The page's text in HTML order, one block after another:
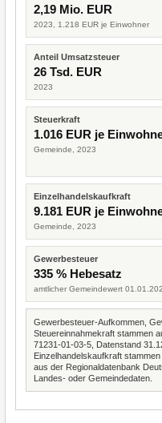
2,19 Mio. EUR
2023, 1.218 EUR je Einwohner
Anteil Umsatzsteuer
26 Tsd. EUR
2023
Steuerkraft
1.016 EUR je
Gemeinde, 2023
Einzelhandelskaufkraft
9.181 EUR je
Gemeinde, 2023
Gewerbesteuer
335 % Hebesatz
amtlicher Gemeindewert
Gewerbesteuer-Aufkommen,
Steuereinnahmekraft stammen
71231-01-03-5, Datenstand
Einzelhandelskaufkraft
aus der Regionaldatenbank
Landes- oder Gemeindedaten.